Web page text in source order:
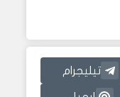
تيليجرام